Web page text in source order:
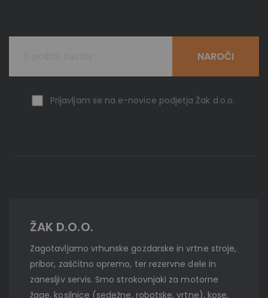
Prijavljam se na e-novice podjetja Žak d.o.o.
NAROČI
ŽAK D.O.O.
Zagotavljamo vrhunske gozdarske in vrtne stroje,
pribor, zaščitno opremo, ter rezervne dele in
zanesljiv servis. Smo strokovnjaki za motorne
žage, kosilnice (sedežne, robotske, vrtne), kose,